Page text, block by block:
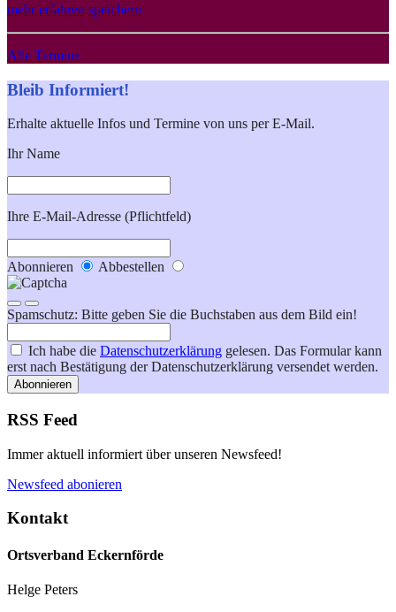
mehr erfahren speichern
Alle Termine
Bleib Informiert!
Erhalte aktuelle Infos und Termine von uns per E-Mail.
Ihr Name
Ihre E-Mail-Adresse (Pflichtfeld)
Abonnieren Abbestellen
Spamschutz: Bitte geben Sie die Buchstaben aus dem Bild ein!
Ich habe die Datenschutzerklärung gelesen. Das Formular kann
erst nach Bestätigung der Datenschutzerklärung versendet werden.
Abonnieren
RSS Feed
Immer aktuell informiert über unseren Newsfeed!
Newsfeed abonieren
Kontakt
Ortsverband Eckernförde
Helge Peters